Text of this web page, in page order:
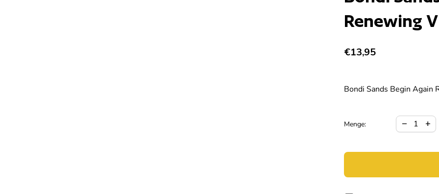
Renewing
Regulärer Preis
€13,95
Bondi Sands Begin Again
Menge: remove add